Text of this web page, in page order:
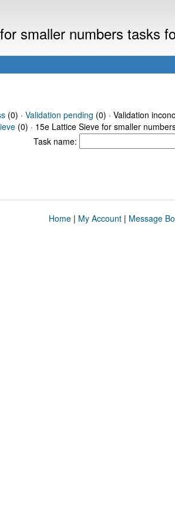
smaller numbers tasks
(0) · Validation pending (0) · Validation
(0) · 15e Lattice Sieve for smaller
Task name:
Home| My Account| Message